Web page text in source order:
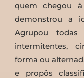
quem chegou
demonstrou a
Agrupou
intermitentes,
forma ou
e propôs